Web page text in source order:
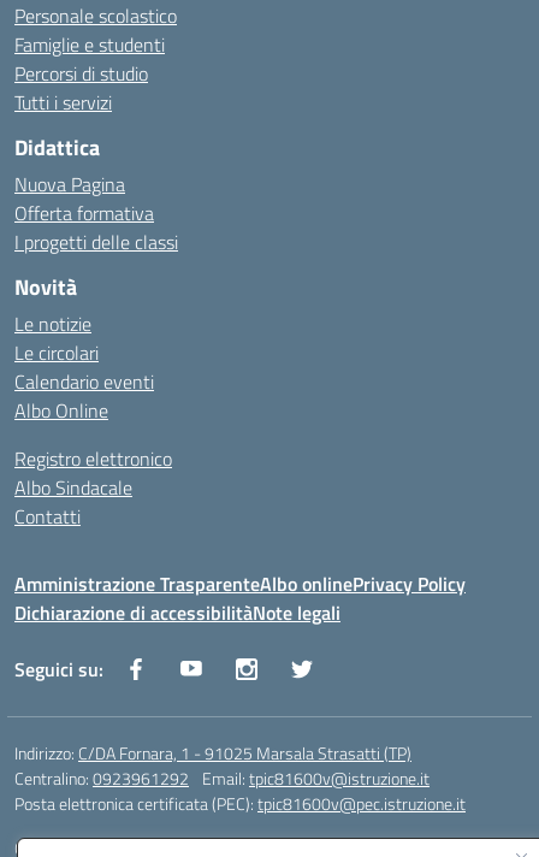
Personale scolastico
Famiglie e studenti
Percorsi di studio
Tutti i servizi
Didattica
Nuova Pagina
Offerta formativa
I progetti delle classi
Novità
Le notizie
Le circolari
Calendario eventi
Albo Online
Registro elettronico
Albo Sindacale
Contatti
Amministrazione TrasparenteAlbo onlinePrivacy Policy
Dichiarazione di accessibilitàNote legali
Seguici su:
Indirizzo: C/DA Fornara, 1 - 91025 Marsala Strasatti (TP)
Centralino:0923961292 Email:tpic81600v@istruzione.it
Posta elettronica certificata (PEC):tpic81600v@pec.istruzione.it
Codice fiscale: 82006360810